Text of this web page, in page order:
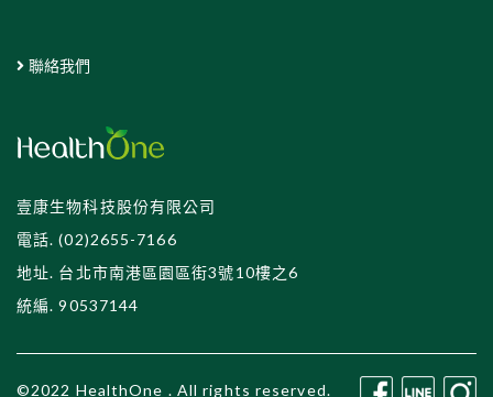
聯絡我們
壹康生物科技股份有限公司
電話. (02)2655-7166
地址. 台北市南港區園區街3號10樓之6
統編. 90537144
©2022 HealthOne . All rights reserved.